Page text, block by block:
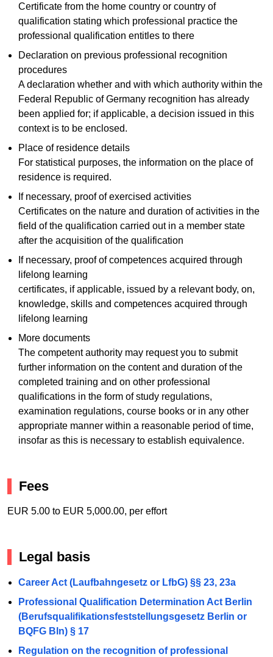
Certificate from the home country or country of
qualification stating which professional practice the
professional qualification entitles to there
Declaration on previous professional recognition
procedures
A declaration whether and with which authority within the
Federal Republic of Germany recognition has already
been applied for; if applicable, a decision issued in this
context is to be enclosed.
Place of residence details
For statistical purposes, the information on the place of
residence is required.
If necessary, proof of exercised activities
Certificates on the nature and duration of activities in the
field of the qualification carried out in a member state
after the acquisition of the qualification
If necessary, proof of competences acquired through
lifelong learning
certificates, if applicable, issued by a relevant body, on,
knowledge, skills and competences acquired through
lifelong learning
More documents
The competent authority may request you to submit
further information on the content and duration of the
completed training and on other professional
qualifications in the form of study regulations,
examination regulations, course books or in any other
appropriate manner within a reasonable period of time,
insofar as this is necessary to establish equivalence.
Fees
EUR 5.00 to EUR 5,000.00, per effort
Legal basis
Career Act (Laufbahngesetz or LfbG) §§ 23, 23a
Professional Qualification Determination Act Berlin
(Berufsqualifikationsfeststellungsgesetz Berlin or
BQFG Bln) § 17
Regulation on the recognition of professional